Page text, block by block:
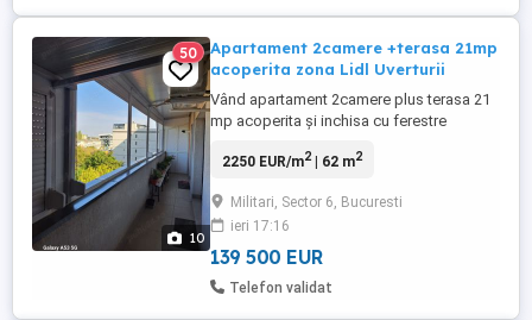
10
50
Apartament 2camere +terasa 21mp
acoperita zona Lidl Uverturii
Vând apartament 2camere plus terasa 21
mp acoperita și inchisa cu ferestre
6 zona Uverturii colt cu str Apusului,
conform pozelor, bloc nou 2020 et 4 4 cu
lift ,statii autobuz (178,106,434,483) lângă
bloc
2250 EUR/m2| 62 m2
Militari, Sector 6, Bucuresti
ieri 17:16
139 500 EUR
Telefon validat